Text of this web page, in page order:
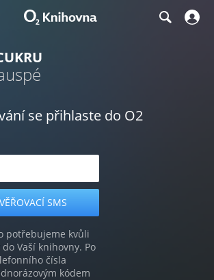
se přihlaste do O2
potřebujeme kvůli
Vaší knihovny. Po
čísla
kódem